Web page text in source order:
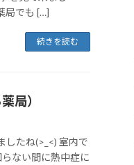
局でも […]
続きを読む
局）
たね(>_<) 室内で
ない間に熱中症に